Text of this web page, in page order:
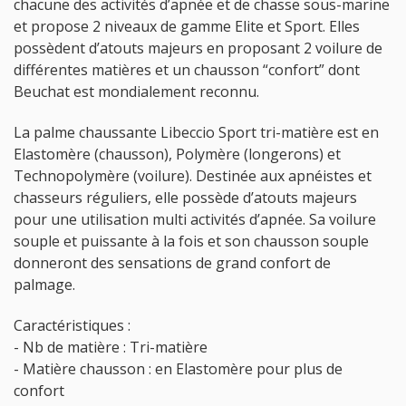
chacune des activités d’apnée et de chasse sous-marine
et propose 2 niveaux de gamme Elite et Sport. Elles
possèdent d’atouts majeurs en proposant 2 voilure de
différentes matières et un chausson “confort” dont
Beuchat est mondialement reconnu.
La palme chaussante Libeccio Sport tri-matière est en
Elastomère (chausson), Polymère (longerons) et
Technopolymère (voilure). Destinée aux apnéistes et
chasseurs réguliers, elle possède d’atouts majeurs
pour une utilisation multi activités d’apnée. Sa voilure
souple et puissante à la fois et son chausson souple
donneront des sensations de grand confort de
palmage.
Caractéristiques :
- Nb de matière : Tri-matière
- Matière chausson : en Elastomère pour plus de
confort